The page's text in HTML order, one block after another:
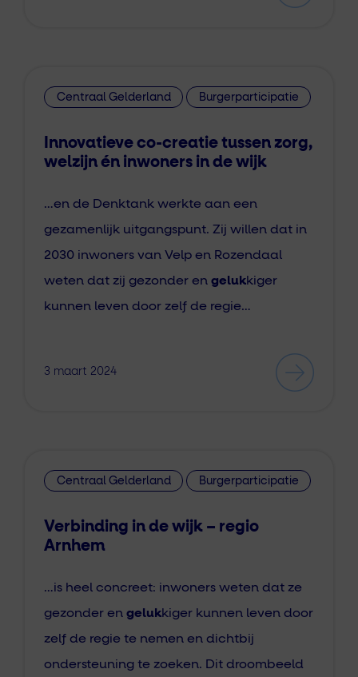
Centraal Gelderland Burgerparticipatie
Innovatieve co-creatie tussen zorg,
welzijn én inwoners in de wijk
…en de Denktank werkte aan een
gezamenlijk uitgangspunt. Zij willen dat in
2030 inwoners van Velp en Rozendaal
weten dat zij gezonder en gelukkiger
kunnen leven door zelf de regie…
3 maart 2024
Centraal Gelderland Burgerparticipatie
Verbinding in de wijk – regio
Arnhem
…is heel concreet: inwoners weten dat ze
gezonder en gelukkiger kunnen leven door
zelf de regie te nemen en dichtbij
ondersteuning te zoeken. Dit droombeeld